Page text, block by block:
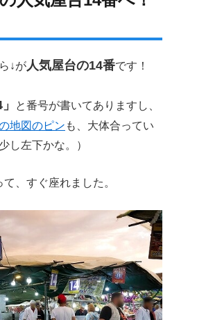
↓が人気屋台の14番です！
と番号が書いてありますし、
地図のピン も、大体合ってい
し左下かな。）
、すぐ座れました。